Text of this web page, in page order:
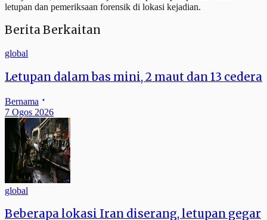
letupan dan pemeriksaan forensik di lokasi kejadian.
Berita Berkaitan
global
Letupan dalam bas mini, 2 maut dan 13 cedera
Bernama
7 Ogos 2026
global
Beberapa lokasi Iran diserang, letupan gegar